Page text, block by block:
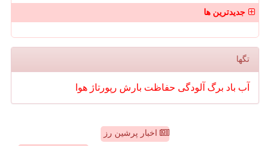
جدیدترین ها
تگها
آب باد برگ آلودگی حفاظت بارش رپورتاژ هوا
اخبار پرشین رز